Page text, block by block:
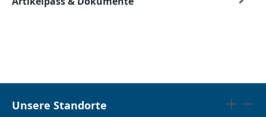
Unsere Standorte